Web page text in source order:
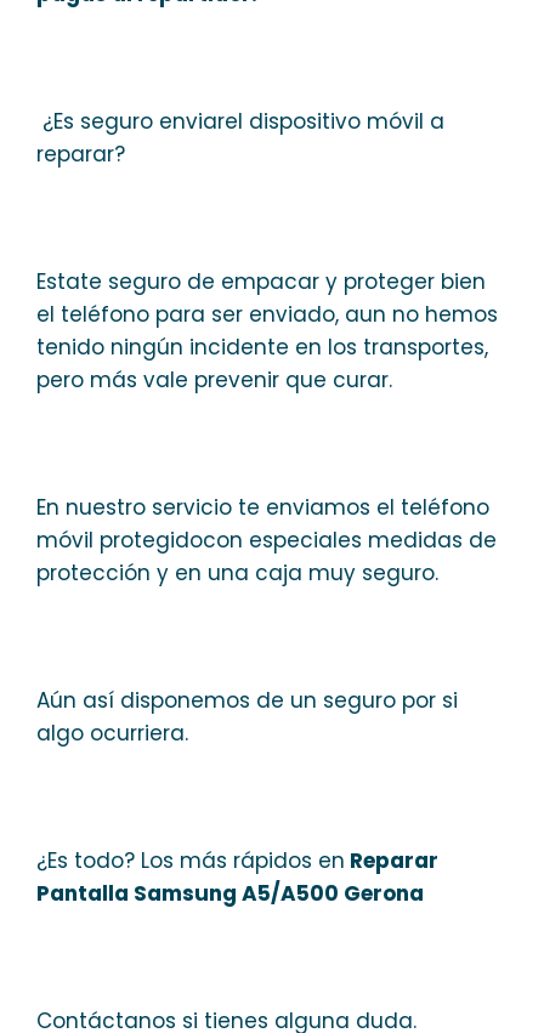
¿Es seguro enviarel dispositivo móvil a
reparar?
Estate seguro de empacar y proteger bien
el teléfono para ser enviado, aun no hemos
tenido ningún incidente en los transportes,
pero más vale prevenir que curar.
En nuestro servicio te enviamos el teléfono
móvil protegidocon especiales medidas de
protección y en una caja muy seguro.
Aún así disponemos de un seguro por si
algo ocurriera.
¿Es todo? Los más rápidos en Reparar
Pantalla Samsung A5/A500 Gerona
Contáctanos si tienes alguna duda.